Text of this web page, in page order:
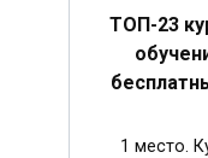
ТОП-23
1 место.